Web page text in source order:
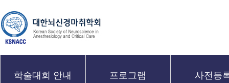
학술대회 안내 프로그램 사전등